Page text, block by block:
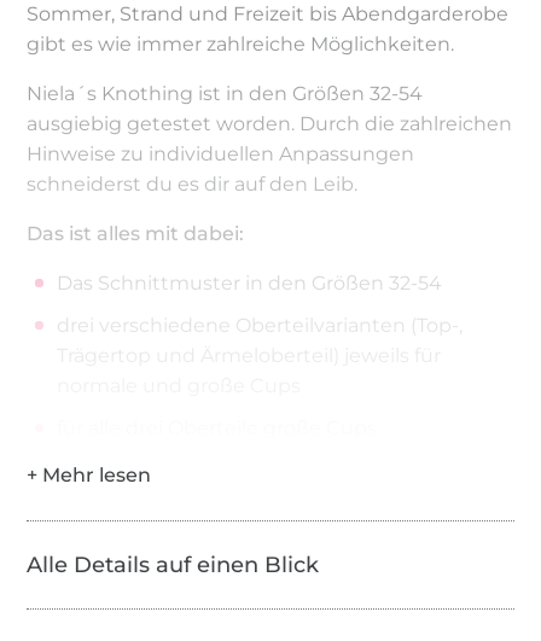
Sommer, Strand und Freizeit bis Abendgarderobe
gibt es wie immer zahlreiche Möglichkeiten.
Niela´s Knothing ist in den Größen 32-54
ausgiebig getestet worden. Durch die zahlreichen
Hinweise zu individuellen Anpassungen
schneiderst du es dir auf den Leib.
Das ist alles mit dabei:
Das Schnittmuster in den Größen 32-54
drei verschiedene Oberteilvarianten (Top-,
Trägertop und Ärmeloberteil) jeweils für
sieben verschiedene Ärmel: Glocken, Schlag-
schmal, normal und weit
Alle Details auf einen Blick